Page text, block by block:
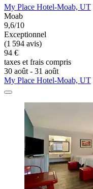
My Place Hotel-Moab, UT
Moab
9,6/10
Exceptionnel
(1 594 avis)
94 €
taxes et frais compris
30 août - 31 août
My Place Hotel-Moab, UT